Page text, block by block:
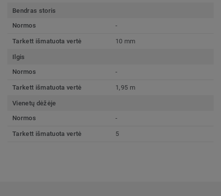
Bendras storis
Normos
-
Tarkett išmatuota vertė 10 mm
Ilgis
Normos
-
Tarkett išmatuota vertė 1,95 m
Vienetų dėžėje
Normos
-
Tarkett išmatuota vertė 5